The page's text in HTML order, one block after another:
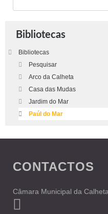
Bibliotecas
Bibliotecas
Pesquisar
Arco da Calheta
Casa das Mudas
Jardim do Mar
Paúl do Mar
CONTACTOS
Câmara Municipal da Calheta